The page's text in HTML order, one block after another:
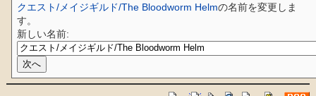
クエスト/メイジギルド/The Bloodworm Helmの名前を変更しま
す。
新しい名前: